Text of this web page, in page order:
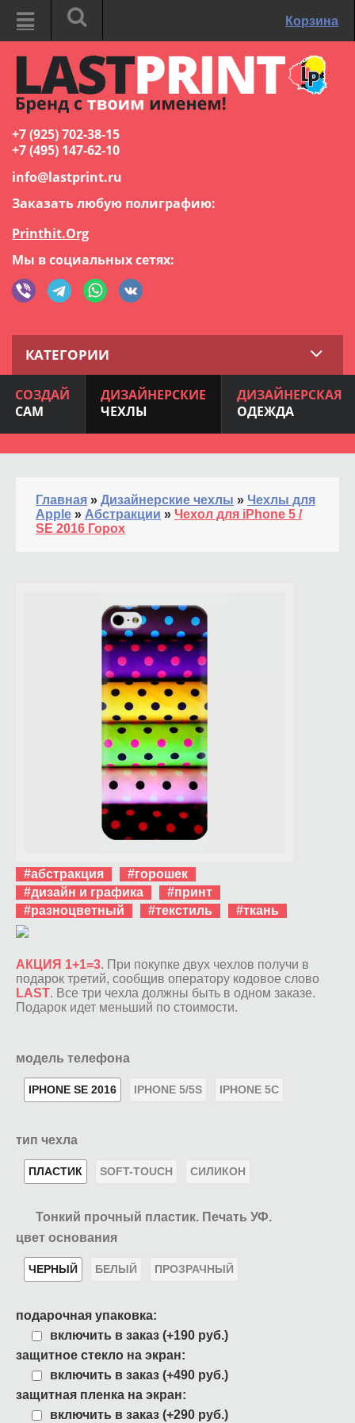
Корзина
+7 (925) 702-38-15
+7 (495) 147-62-10
info@lastprint.ru
Заказать любую полиграфию:
Printhit.Org
Мы в социальных сетях:
КАТЕГОРИИ
СОЗДАЙ
САМ
ДИЗАЙНЕРСКИЕ
ЧЕХЛЫ
ДИЗАЙНЕРСКАЯ
ОДЕЖДА
Главная » Дизайнерские чехлы » Чехлы для
Apple » Абстракции » Чехол для iPhone 5 /
SE 2016 Горох
#абстракция
#горошек
#дизайн и графика
#принт
#разноцветный
#текстиль #ткань
АКЦИЯ 1+1=3. При покупке двух чехлов получи в
подарок третий, сообщив оператору кодовое слово
LAST. Все три чехла должны быть в одном заказе.
Подарок идет меньший по стоимости.
модель телефона
IPHONE SE 2016 IPHONE 5/5S IPHONE 5C
тип чехла
ПЛАСТИК SOFT-TOUCH СИЛИКОН
Тонкий прочный пластик. Печать УФ.
цвет основания
ЧЕРНЫЙ БЕЛЫЙ ПРОЗРАЧНЫЙ
подарочная упаковка:
включить в заказ (+190 руб.)
защитное стекло на экран:
включить в заказ (+490 руб.)
защитная пленка на экран:
включить в заказ (+290 руб.)